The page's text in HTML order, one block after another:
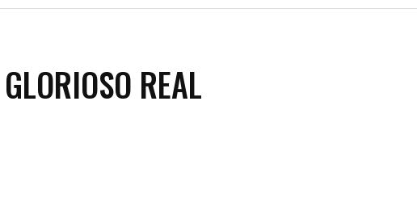
REAL